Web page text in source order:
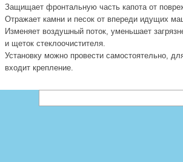
Защищает фронтальную часть капота от
Отражает камни и песок от впереди идущих
Изменяет воздушный поток, уменьшает
и щеток стеклоочистителя.
Установку можно провести самостоятельно,
входит крепление.